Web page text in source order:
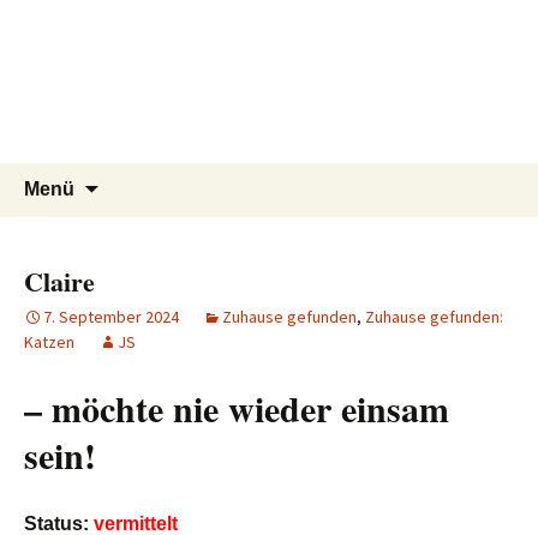
Tier Natur und Artenschutz
Siebengebirge e.V.
Tierschutzverein seit 1985 im
Siebengebirge – Orscheider
Menü
Claire
7. September 2024 Zuhause gefunden, Zuhause gefunden:
Katzen
JS
– möchte nie wieder einsam
sein!
Status: vermittelt